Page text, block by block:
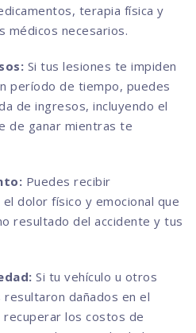
terapia física y
necesarios.
Si tus lesiones te impiden
período de tiempo, puedes
de ingresos, incluyendo el
de ganar mientras te
Puedes recibir
dolor físico y emocional que
resultado del accidente y tus
Si tu vehículo u otros
dañados en el
los costos de